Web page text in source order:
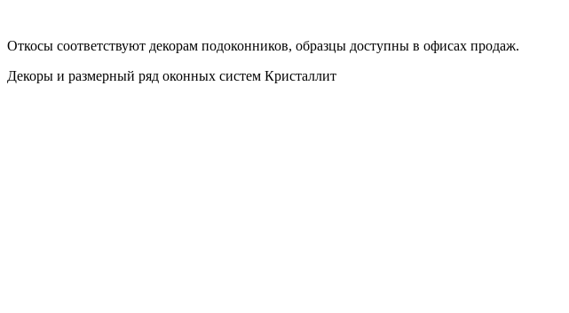
Откосы соответствуют декорам подоконников, образцы доступны в офисах продаж.
Декоры и размерный ряд оконных систем Кристаллит